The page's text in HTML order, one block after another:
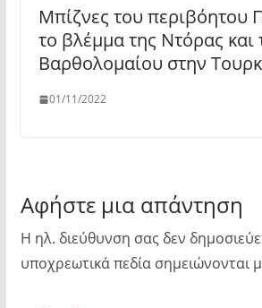
Μπίζνες του περιβόητου
το βλέμμα της Ντόρας και
Βαρθολομαίου στην
01/11/2022
Αφήστε μια απάντηση
Η ηλ. διεύθυνση σας δεν
υποχρεωτικά πεδία σημειώνονται